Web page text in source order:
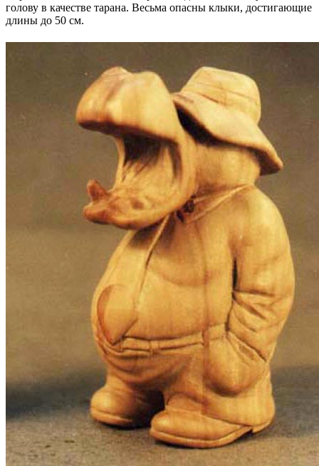
голову в качестве тарана. Весьма опасны клыки, достигающие
длины до 50 см.